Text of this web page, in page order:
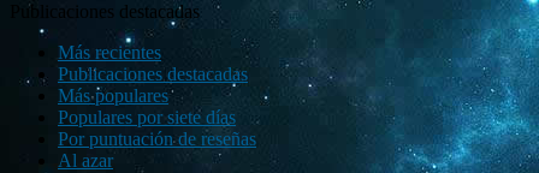
Publicaciones destacadas
Más recientes
Publicaciones destacadas
Más populares
Populares por siete días
Por puntuación de reseñas
Al azar